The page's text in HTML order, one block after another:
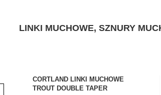
LINKI MUCHOWE, SZNURY
CORTLAND LINKI MUCHOWE
TROUT DOUBLE TAPER